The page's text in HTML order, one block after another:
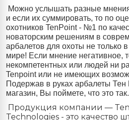
Можно услышать разные
и если их суммировать, то по
охотников TenPoint - №1 по
новаторским решениям в
арбалетов для охоты не только
мире! Если мнение негативное,
некомпетентных или людей ни
Tenpoint или не имеющих
Подержав в руках арбалеты
магазин, Вы поймете, что это так.
Продукция компании —
Technologies - это качество